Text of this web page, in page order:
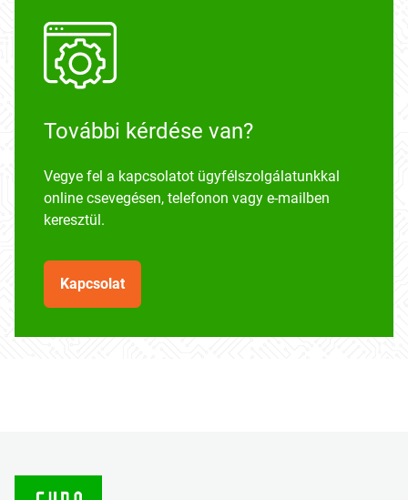
További kérdése van?
Vegye fel a kapcsolatot ügyfélszolgálatunkkal
online csevegésen, telefonon vagy e-mailben
keresztül.
Kapcsolat